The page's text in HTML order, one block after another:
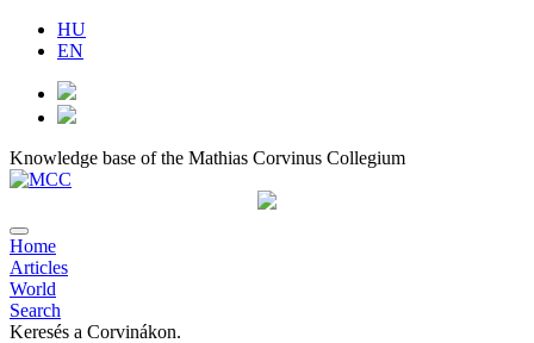
HU
EN
Knowledge base of the Mathias Corvinus Collegium
Home
Articles
World
Search
Keresés a Corvinákon.